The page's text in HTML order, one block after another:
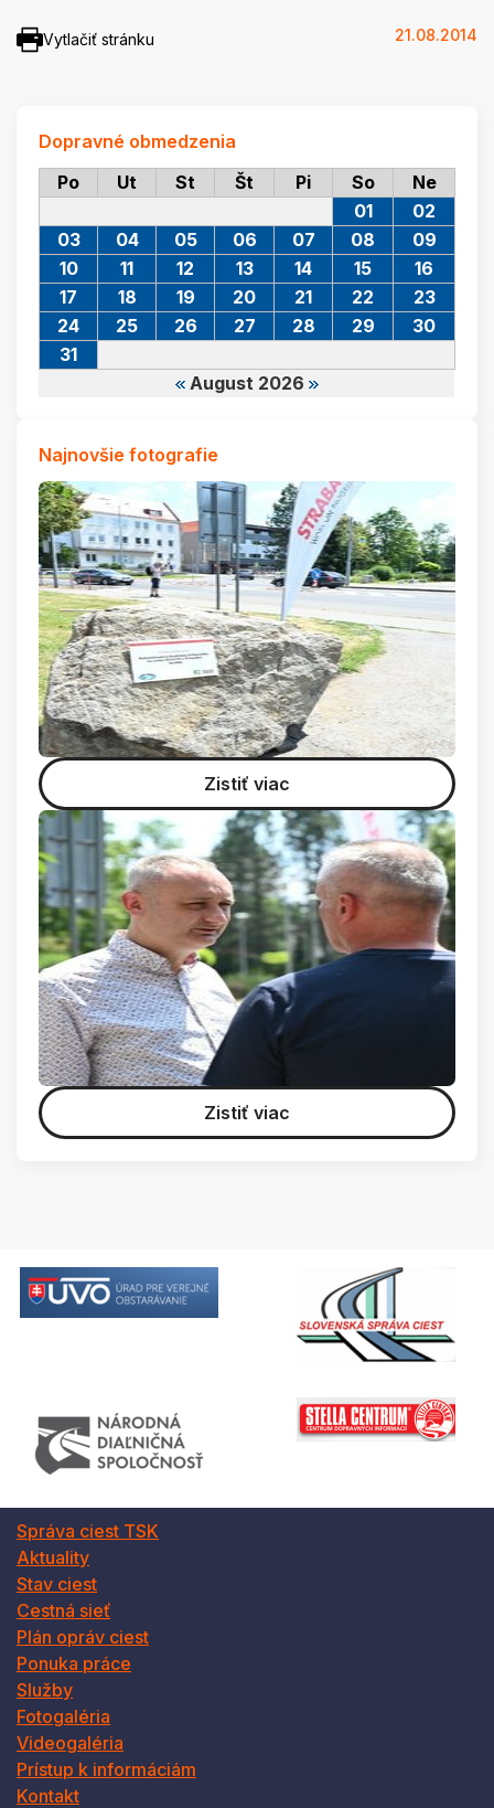
Vytlačiť stránku 21.08.2014
Dopravné obmedzenia
Po
Ut St Št Pi So Ne
August 2026
01
02
03
04 05 06 07 08
09
10
11 12 13 14 15
16
17
18 19 20 21 22
23
24
25 26 27 28 29
30
31
Najnovšie fotografie
Zistiť viac
Zistiť viac
Správa ciest TSK
Aktuality
Stav ciest
Cestná sieť
Plán opráv ciest
Ponuka práce
Služby
Fotogaléria
Videogaléria
Prístup k informáciám
Kontakt